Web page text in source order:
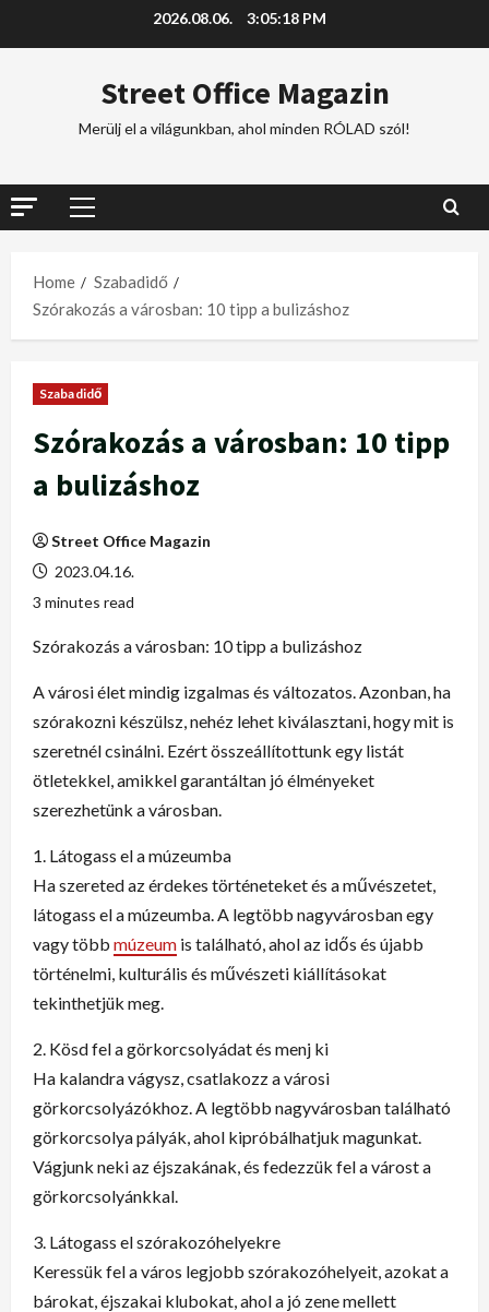
2026.08.06. 3:05:18 PM
Street Office Magazin
Merülj el a világunkban, ahol minden RÓLAD szól!
Home
Szabadidő
Szórakozás a városban: 10 tipp a bulizáshoz
Szabadidő
Szórakozás a városban: 10 tipp
a bulizáshoz
Street Office Magazin
2023.04.16.
3 minutes read
Szórakozás a városban: 10 tipp a bulizáshoz
A városi élet mindig izgalmas és változatos. Azonban, ha
szórakozni készülsz, nehéz lehet kiválasztani, hogy mit is
szeretnél csinálni. Ezért összeállítottunk egy listát
ötletekkel, amikkel garantáltan jó élményeket
szerezhetünk a városban.
1. Látogass el a múzeumba
Ha szereted az érdekes történeteket és a művészetet,
látogass el a múzeumba. A legtöbb nagyvárosban egy
vagy több múzeum is található, ahol az idős és újabb
történelmi, kulturális és művészeti kiállításokat
tekinthetjük meg.
2. Kösd fel a görkorcsolyádat és menj ki
Ha kalandra vágysz, csatlakozz a városi
görkorcsolyázókhoz. A legtöbb nagyvárosban található
görkorcsolya pályák, ahol kipróbálhatjuk magunkat.
Vágjunk neki az éjszakának, és fedezzük fel a várost a
görkorcsolyánkkal.
3. Látogass el szórakozóhelyekre
Keressük fel a város legjobb szórakozóhelyeit, azokat a
bárokat, éjszakai klubokat, ahol a jó zene mellett